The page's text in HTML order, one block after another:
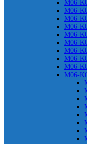
M06-
M06-
M06-
M06-
M06-
M06-
M06-
M06-
M06-
M06-